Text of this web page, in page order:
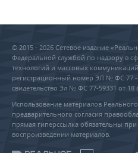
© 2015 - 2026 Сетевое издание
Федеральной службой по надзору в
технологий и массовых
регистрационный номер ЭЛ № ФС 77 -
свидетельство Эл № ФС 77-59331 от 18
Использование материалов
предварительного согласия
прямая гиперссылка обязательны
воспроизведении материалов.